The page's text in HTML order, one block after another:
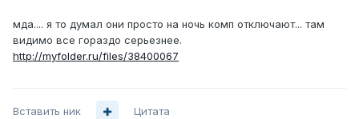
мда.... я то думал они просто на ночь комп отключают... там
видимо все гораздо серьезнее.
http://myfolder.ru/files/38400067
Вставить ник Цитата